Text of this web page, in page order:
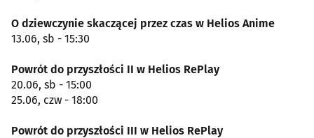
O dziewczynie skaczącej przez czas w Helios Anime
13.06, sb - 15:30
Powrót do przyszłości II w Helios RePlay
20.06, sb - 15:00
25.06, czw - 18:00
Powrót do przyszłości III w Helios RePlay